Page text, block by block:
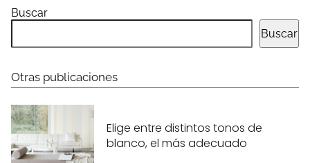
Buscar
Buscar
Otras publicaciones
Elige entre distintos tonos de
blanco, el más adecuado